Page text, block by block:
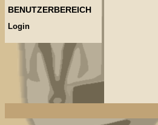
BENUTZERBEREICH
Login